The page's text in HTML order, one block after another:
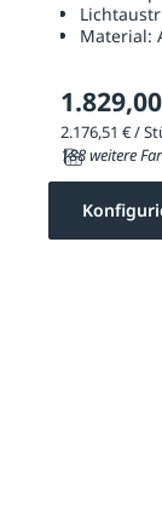
Material:
188 weitere